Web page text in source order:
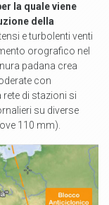
la quale viene
della
e turbolenti venti
orografico nel
padana crea
con
di stazioni si
su diverse
110 mm).